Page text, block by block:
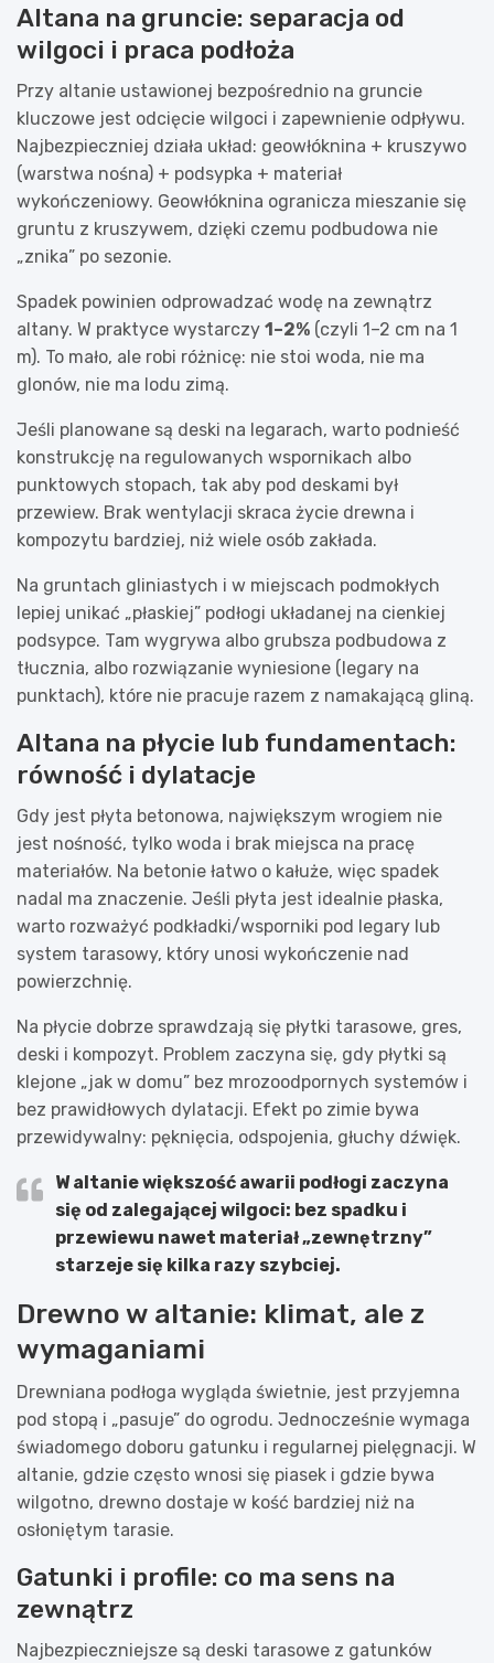
Altana na gruncie: separacja od
wilgoci i praca podłoża
Przy altanie ustawionej bezpośrednio na gruncie
kluczowe jest odcięcie wilgoci i zapewnienie odpływu.
Najbezpieczniej działa układ: geowłóknina + kruszywo
(warstwa nośna) + podsypka + materiał
wykończeniowy. Geowłóknina ogranicza mieszanie się
gruntu z kruszywem, dzięki czemu podbudowa nie
„znika” po sezonie.
Spadek powinien odprowadzać wodę na zewnątrz
altany. W praktyce wystarczy 1–2% (czyli 1–2 cm na 1
m). To mało, ale robi różnicę: nie stoi woda, nie ma
glonów, nie ma lodu zimą.
Jeśli planowane są deski na legarach, warto podnieść
konstrukcję na regulowanych wspornikach albo
punktowych stopach, tak aby pod deskami był
przewiew. Brak wentylacji skraca życie drewna i
kompozytu bardziej, niż wiele osób zakłada.
Na gruntach gliniastych i w miejscach podmokłych
lepiej unikać „płaskiej” podłogi układanej na cienkiej
podsypce. Tam wygrywa albo grubsza podbudowa z
tłucznia, albo rozwiązanie wyniesione (legary na
punktach), które nie pracuje razem z namakającą gliną.
Altana na płycie lub fundamentach:
równość i dylatacje
Gdy jest płyta betonowa, największym wrogiem nie
jest nośność, tylko woda i brak miejsca na pracę
materiałów. Na betonie łatwo o kałuże, więc spadek
nadal ma znaczenie. Jeśli płyta jest idealnie płaska,
warto rozważyć podkładki/wsporniki pod legary lub
system tarasowy, który unosi wykończenie nad
powierzchnię.
Na płycie dobrze sprawdzają się płytki tarasowe, gres,
deski i kompozyt. Problem zaczyna się, gdy płytki są
klejone „jak w domu” bez mrozoodpornych systemów i
bez prawidłowych dylatacji. Efekt po zimie bywa
przewidywalny: pęknięcia, odspojenia, głuchy dźwięk.
W altanie większość awarii podłogi zaczyna
się od zalegającej wilgoci: bez spadku i
przewiewu nawet materiał „zewnętrzny”
starzeje się kilka razy szybciej.
Drewno w altanie: klimat, ale z
wymaganiami
Drewniana podłoga wygląda świetnie, jest przyjemna
pod stopą i „pasuje” do ogrodu. Jednocześnie wymaga
świadomego doboru gatunku i regularnej pielęgnacji. W
altanie, gdzie często wnosi się piasek i gdzie bywa
wilgotno, drewno dostaje w kość bardziej niż na
osłoniętym tarasie.
Gatunki i profile: co ma sens na
zewnątrz
Najbezpieczniejsze są deski tarasowe z gatunków